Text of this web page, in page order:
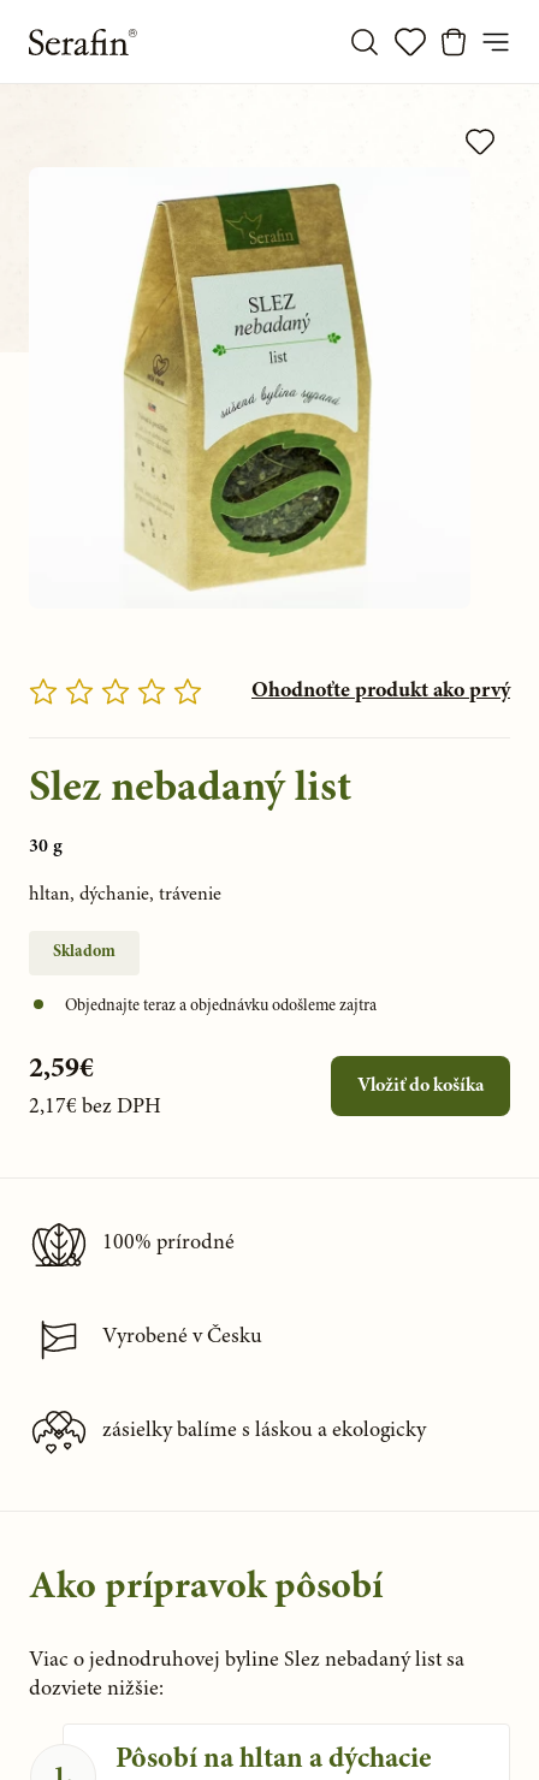
Ohodnoťte produkt ako prvý
Slez nebadaný list
30 g
hltan, dýchanie, trávenie
Skladom
Objednajte teraz a objednávku odošleme zajtra
2,59€
2,17€ bez DPH
Vložiť do košíka
100% prírodné
Vyrobené v Česku
zásielky balíme s láskou a ekologicky
Ako prípravok pôsobí
Viac o jednodruhovej byline Slez nebadaný list sa
dozviete nižšie:
Pôsobí na hltan a dýchacie